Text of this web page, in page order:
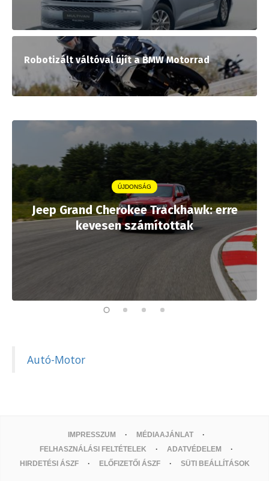
Robotizált váltóval újít a BMW Motorrad
ÚJDONSÁG
Jeep Grand Cherokee Trackhawk: erre
kevesen számítottak
Autó-Motor
IMPRESSZUM
MÉDIAAJÁNLAT
FELHASZNÁLÁSI FELTÉTELEK
ADATVÉDELEM
HIRDETÉSI ÁSZF
ELŐFIZETŐI ÁSZF SÜTI BEÁLLÍTÁSOK